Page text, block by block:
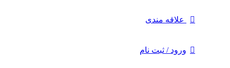
علاقه مندی
ورود / ثبت نام